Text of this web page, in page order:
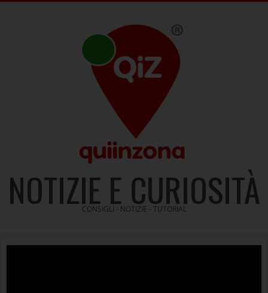
NOTIZIE E CURIOSITÀ
CONSIGLI - NOTIZIE - TUTORIAL